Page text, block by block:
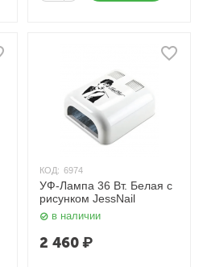
КОД: 6974
УФ-Лампа 36 Вт. Белая с
рисунком JessNail
в наличии
2 460₽